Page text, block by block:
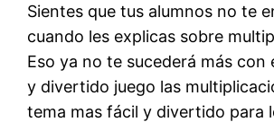
Sientes que tus alumnos no te
cuando les explicas sobre
Eso ya no te sucederá más con
y divertido juego las
tema mas fácil y divertido para